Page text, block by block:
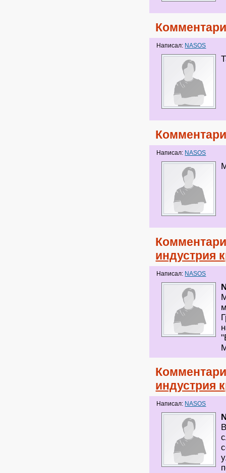
Написал: NASOS
Написал: NASOS
индустрия
Написал: NASOS
индустрия
Написал: NASOS